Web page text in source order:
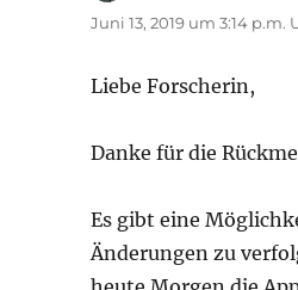
Juni 13, 2019 um 3:14 p.m.
Liebe Forscherin,
Danke für die
Es gibt eine
Änderungen zu